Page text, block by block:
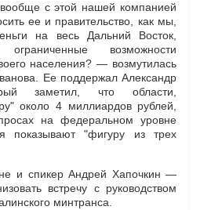
с этой нашей компанией
ее и правительство, как мы,
на весь Дальний Восток,
возможности
населения? — возмутилась
Ее поддержал Александр
заметил, что области,
около 4 миллиардов рублей,
на федеральном уровне
показывают "фигуру из трех
и спикер Андрей Хапочкин —
встречу с руководством
минтранса.